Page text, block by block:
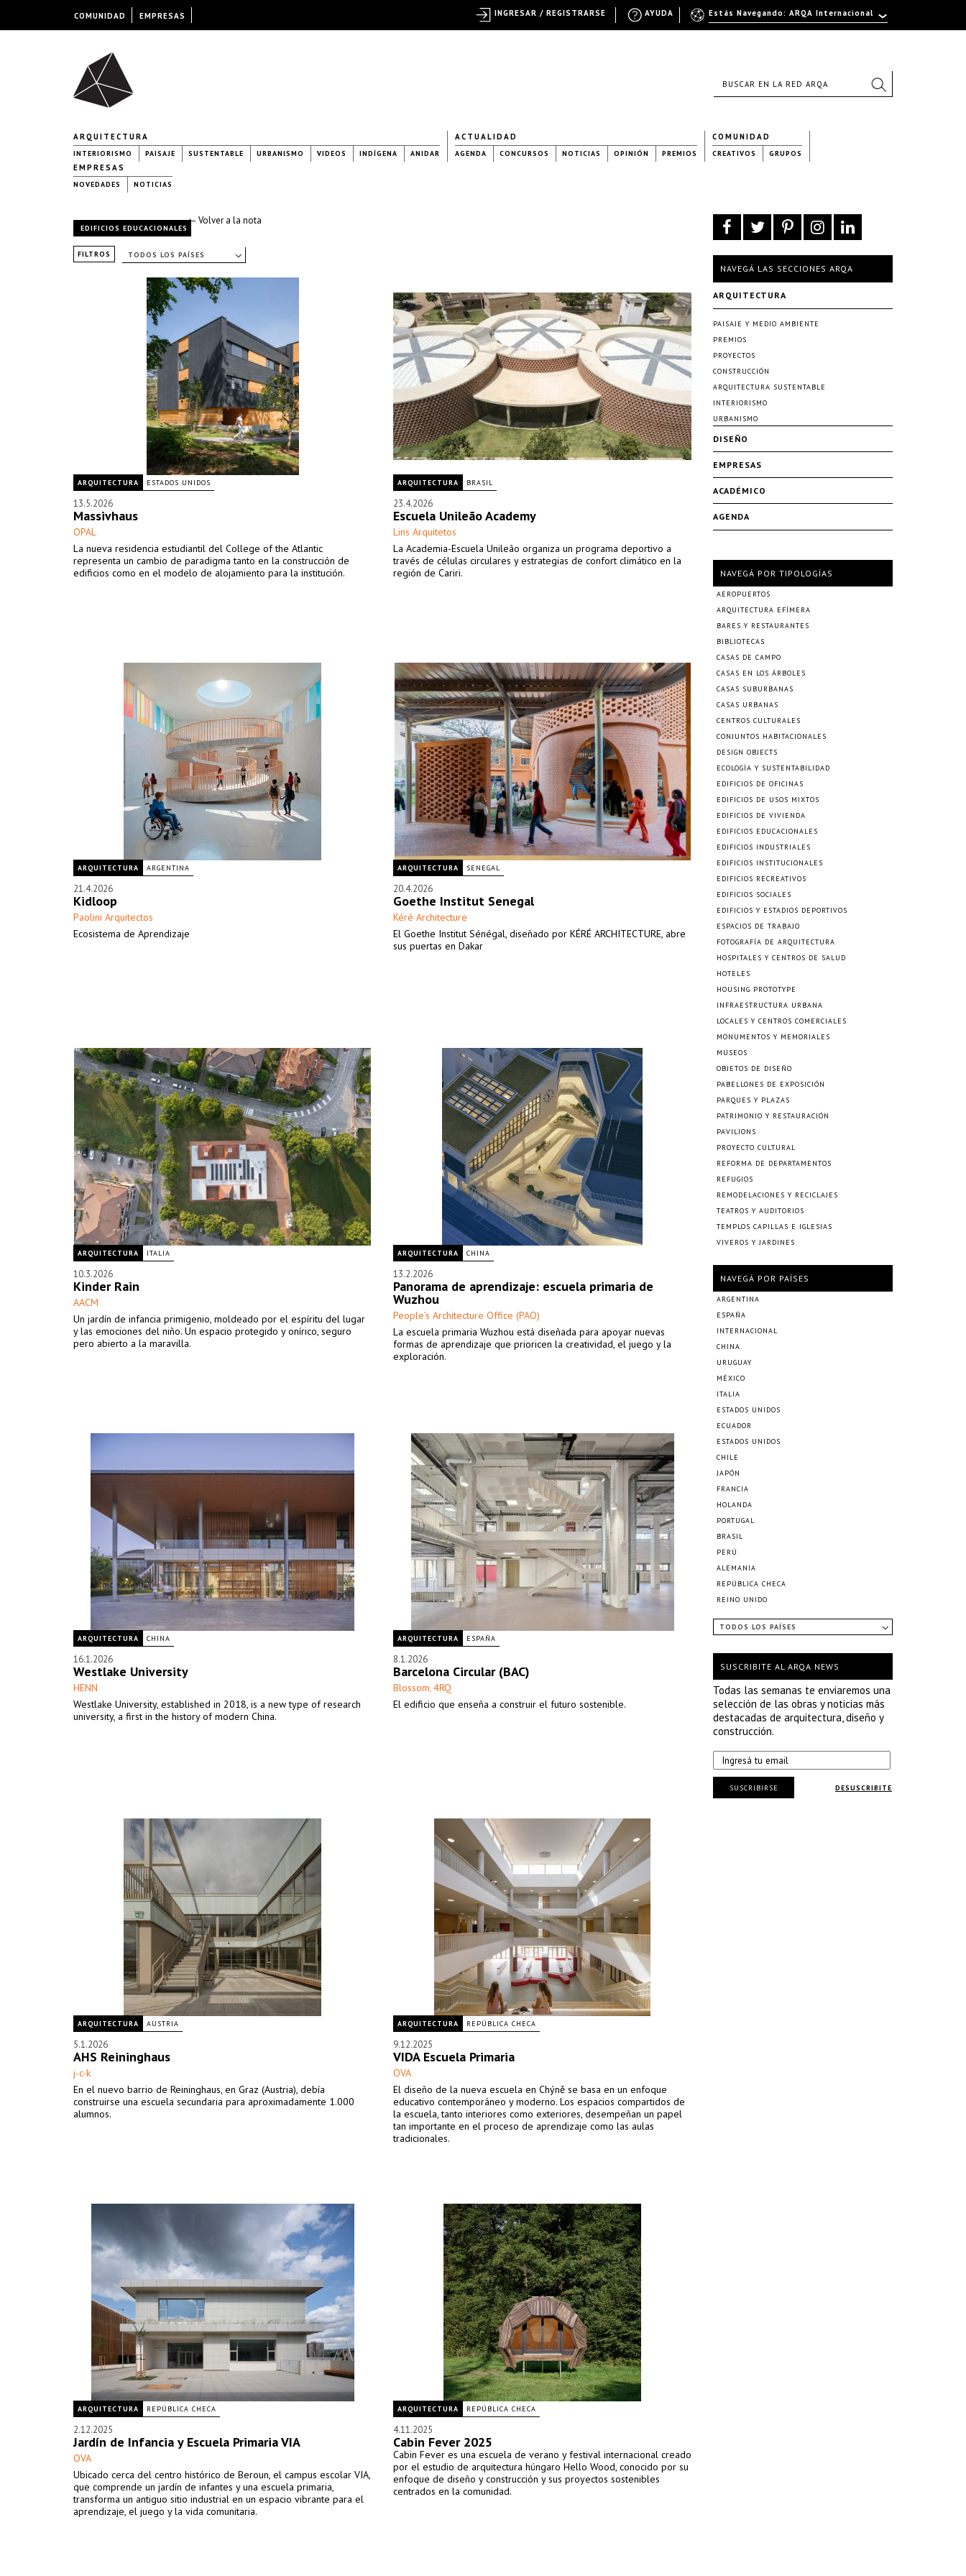
ARQUITECTURA
INTERIORISMO PAISAJE SUSTENTABLE URBANISMO VIDEOS INDÍGENA ANIDAR
ACTUALIDAD
AGENDA CONCURSOS NOTICIAS OPINIÓN PREMIOS
COMUNIDAD
CREATIVOS GRUPOS
EMPRESAS
NOVEDADES NOTICIAS
← Volver a la nota
EDIFICIOS EDUCACIONALES
FILTROS TODOS LOS PAÍSES
ARQUITECTURA ESTADOS UNIDOS
13.5.2026
Massivhaus
OPAL
La nueva residencia estudiantil del College of the Atlantic
representa un cambio de paradigma tanto en la construcción de
edificios como en el modelo de alojamiento para la institución.
ARQUITECTURA BRASIL
23.4.2026
Escuela Unileão Academy
Lins Arquitetos
La Academia-Escuela Unileão organiza un programa deportivo a
través de células circulares y estrategias de confort climático en la
región de Cariri.
ARQUITECTURA ARGENTINA
21.4.2026
Kidloop
Paolini Arquitectos
Ecosistema de Aprendizaje
ARQUITECTURA SENEGAL
20.4.2026
Goethe Institut Senegal
Kéré Architecture
El Goethe Institut Sénégal, diseñado por KÉRÉ ARCHITECTURE, abre
sus puertas en Dakar
ARQUITECTURA ITALIA
10.3.2026
Kinder Rain
AACM
Un jardín de infancia primigenio, moldeado por el espíritu del lugar
y las emociones del niño. Un espacio protegido y onírico, seguro
pero abierto a la maravilla.
ARQUITECTURA CHINA
13.2.2026
Panorama de aprendizaje: escuela primaria de
Wuzhou
People’s Architecture Office (PAO)
La escuela primaria Wuzhou está diseñada para apoyar nuevas
formas de aprendizaje que prioricen la creatividad, el juego y la
exploración.
ARQUITECTURA CHINA
16.1.2026
Westlake University
HENN
Westlake University, established in 2018, is a new type of research
university, a first in the history of modern China.
ARQUITECTURA ESPAÑA
8.1.2026
Barcelona Circular (BAC)
Blossom, 4RQ
El edificio que enseña a construir el futuro sostenible.
ARQUITECTURA AUSTRIA
5.1.2026
AHS Reininghaus
j-c-k
En el nuevo barrio de Reininghaus, en Graz (Austria), debía
construirse una escuela secundaria para aproximadamente 1.000
alumnos.
ARQUITECTURA REPÚBLICA CHECA
9.12.2025
VIDA Escuela Primaria
OVA
El diseño de la nueva escuela en Chýně se basa en un enfoque
educativo contemporáneo y moderno. Los espacios compartidos de
la escuela, tanto interiores como exteriores, desempeñan un papel
tan importante en el proceso de aprendizaje como las aulas
tradicionales.
ARQUITECTURA REPÚBLICA CHECA
2.12.2025
Jardín de Infancia y Escuela Primaria VIA
OVA
Ubicado cerca del centro histórico de Beroun, el campus escolar VIA,
que comprende un jardín de infantes y una escuela primaria,
transforma un antiguo sitio industrial en un espacio vibrante para el
aprendizaje, el juego y la vida comunitaria.
ARQUITECTURA REPÚBLICA CHECA
4.11.2025
Cabin Fever 2025
Cabin Fever es una escuela de verano y festival internacional creado
por el estudio de arquitectura húngaro Hello Wood, conocido por su
enfoque de diseño y construcción y sus proyectos sostenibles
centrados en la comunidad.
NAVEGÁ LAS SECCIONES ARQA
ARQUITECTURA
PAISAJE Y MEDIO AMBIENTE
PREMIOS
PROYECTOS
CONSTRUCCIÓN
ARQUITECTURA SUSTENTABLE
INTERIORISMO
URBANISMO
DISEÑO
EMPRESAS
ACADÉMICO
AGENDA
NAVEGÁ POR TIPOLOGÍAS
AEROPUERTOS
ARQUITECTURA EFÍMERA
BARES Y RESTAURANTES
BIBLIOTECAS
CASAS DE CAMPO
CASAS EN LOS ÁRBOLES
CASAS SUBURBANAS
CASAS URBANAS
CENTROS CULTURALES
CONJUNTOS HABITACIONALES
DESIGN OBJECTS
ECOLOGÍA Y SUSTENTABILIDAD
EDIFICIOS DE OFICINAS
EDIFICIOS DE USOS MIXTOS
EDIFICIOS DE VIVIENDA
EDIFICIOS EDUCACIONALES
EDIFICIOS INDUSTRIALES
EDIFICIOS INSTITUCIONALES
EDIFICIOS RECREATIVOS
EDIFICIOS SOCIALES
EDIFICIOS Y ESTADIOS DEPORTIVOS
ESPACIOS DE TRABAJO
FOTOGRAFÍA DE ARQUITECTURA
HOSPITALES Y CENTROS DE SALUD
HOTELES
HOUSING PROTOTYPE
INFRAESTRUCTURA URBANA
LOCALES Y CENTROS COMERCIALES
MONUMENTOS Y MEMORIALES
MUSEOS
OBJETOS DE DISEÑO
PABELLONES DE EXPOSICIÓN
PARQUES Y PLAZAS
PATRIMONIO Y RESTAURACIÓN
PAVILIONS
PROYECTO CULTURAL
REFORMA DE DEPARTAMENTOS
REFUGIOS
REMODELACIONES Y RECICLAJES
TEATROS Y AUDITORIOS
TEMPLOS CAPILLAS E IGLESIAS
VIVEROS Y JARDINES
NAVEGÁ POR PAÍSES
ARGENTINA
ESPAÑA
INTERNACIONAL
CHINA
URUGUAY
MÉXICO
ITALIA
ESTADOS UNIDOS
ECUADOR
ESTADOS UNIDOS
CHILE
JAPÓN
FRANCIA
HOLANDA
PORTUGAL
BRASIL
PERÚ
ALEMANIA
REPÚBLICA CHECA
REINO UNIDO
TODOS LOS PAÍSES
SUSCRIBITE AL ARQA NEWS
Todas las semanas te enviaremos una
selección de las obras y noticias más
destacadas de arquitectura, diseño y
construcción.
DESUSCRIBITE
SUSCRIBIRSE
COMUNIDAD EMPRESAS Estás Navegando: ARQA Internacional
AYUDA
INGRESAR / REGISTRARSE